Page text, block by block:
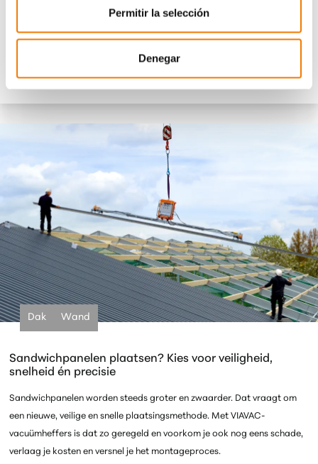
Permitir la selección
Denegar
moet op je gereedschap kunnen rekenen
Vacuümtechnologiegeeft die zekerheid.
Dak Wand
Sandwichpanelen plaatsen? Kies voor veiligheid,
snelheid én precisie
Sandwichpanelen worden steeds groter en zwaarder. Dat vraagt om
een nieuwe, veilige en snelle plaatsingsmethode. Met VIAVAC-
vacuümheffers is dat zo geregeld en voorkom je ook nog eens schade,
verlaag je kosten en versnel je het montageproces.